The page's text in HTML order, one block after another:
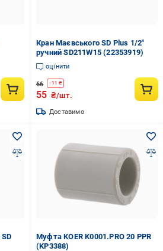
Кран Маєвського SD Plus 1/2"
ручний SD211W15 (22353919)
оцінити
66 -11 ₴
55 ₴/шт.
Доставимо
Муфта KOER K0001.PRO 20 PPR
(KP3388)